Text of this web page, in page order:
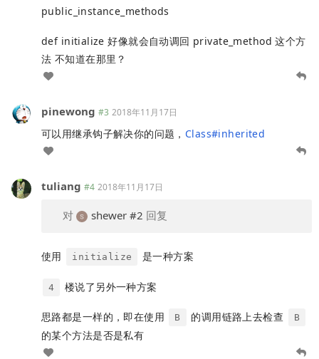
public_instance_methods
def initialize 好像就会自动调回 private_method 这个方
法 不知道在那里？
pinewong #3 2018年11月17日
可以用继承钩子解决你的问题， Class#inherited
tuliang #4 2018年11月17日
对 shewer #2 回复
使用 initialize 是一种方案
4 楼说了另外一种方案
思路都是一样的，即在使用 B 的调用链路上去检查 B
的某个方法是否是私有